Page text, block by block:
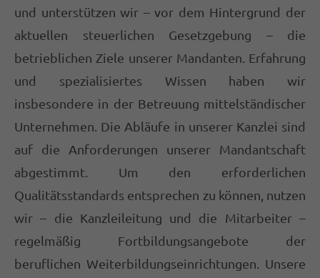
Steuerberatung Hurtig²
Kühl 2
48324 Sendenhorst
02526 2093
info@stb-hurtig2.de
ABOUT US
Lorem ipsum dolor sit amet, consectetuer
adipiscing elit.
und unterstützen wir – vor dem Hintergrund der
aktuellen steuerlichen Gesetzgebung – die
betrieblichen Ziele unserer Mandanten. Erfahrung
und spezialisiertes Wissen haben wir
insbesondere in der Betreuung mittelständischer
Unternehmen. Die Abläufe in unserer Kanzlei sind
auf die Anforderungen unserer Mandantschaft
abgestimmt. Um den erforderlichen
Qualitätsstandards entsprechen zu können, nutzen
wir – die Kanzleileitung und die Mitarbeiter –
regelmäßig Fortbildungsangebote der
beruflichen Weiterbildungseinrichtungen. Unsere